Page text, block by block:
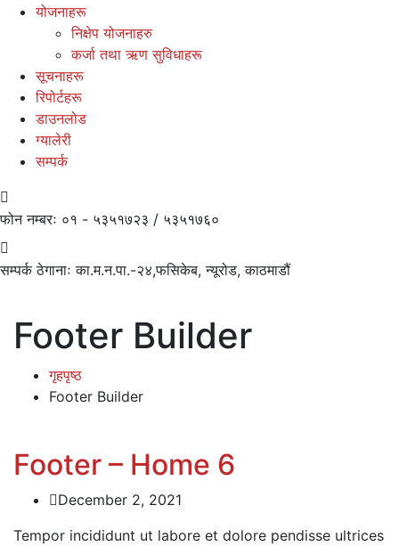
योजनाहरू
निक्षेप योजनाहरु
कर्जा तथा ऋण सुविधाहरू
सूचनाहरू
रिपोर्टहरू
डाउनलोड
ग्यालेरी
सम्पर्क
फोन नम्बरः ०१ - ५३५१७२३ / ५३५१७६०
सम्पर्क ठेगानाः का.म.न.पा.-२४,फसिकेब, न्यूरोड, काठमाडौं
Footer Builder
गृहपृष्ठ
Footer Builder
Footer – Home 6
December 2, 2021
Tempor incididunt ut labore et dolore pendisse ultrices